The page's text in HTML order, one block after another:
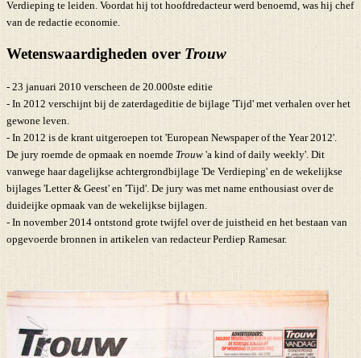
Verdieping te leiden. Voordat hij tot hoofdredacteur werd benoemd, was hij chef
van de redactie economie.
Wetenswaardigheden over Trouw
- 23 januari 2010 verscheen de 20.000ste editie
- In 2012 verschijnt bij de zaterdageditie de bijlage 'Tijd' met verhalen over het
gewone leven.
- In 2012 is de krant uitgeroepen tot 'European Newspaper of the Year 2012'.
De jury roemde de opmaak en noemde Trouw 'a kind of daily weekly'. Dit
vanwege haar dagelijkse achtergrondbijlage 'De Verdieping' en de wekelijkse
bijlages 'Letter & Geest' en 'Tijd'. De jury was met name enthousiast over de
duideijke opmaak van de wekelijkse bijlagen.
- In november 2014 ontstond grote twijfel over de juistheid en het bestaan van
opgevoerde bronnen in artikelen van redacteur Perdiep Ramesar.